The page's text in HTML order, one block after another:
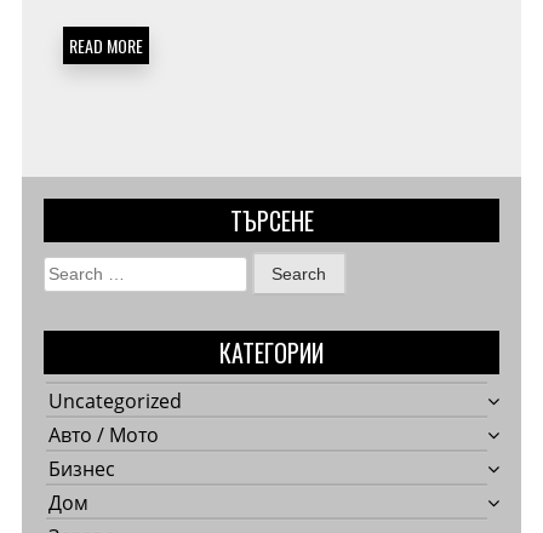
READ MORE
ТЪРСЕНЕ
Search
for:
КАТЕГОРИИ
Uncategorized
Авто / Мото
Бизнес
Дом